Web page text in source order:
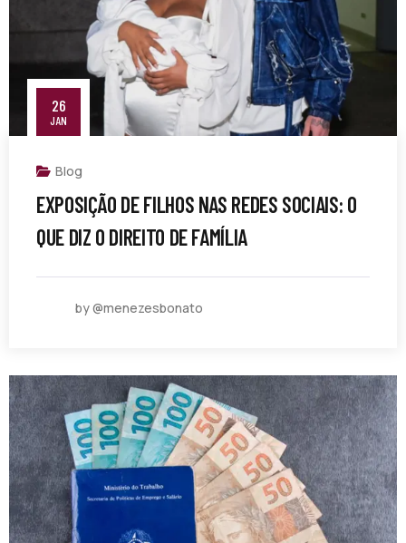
26
JAN
Blog
EXPOSIÇÃO DE FILHOS NAS REDES SOCIAIS: O
QUE DIZ O DIREITO DE FAMÍLIA
by @menezesbonato